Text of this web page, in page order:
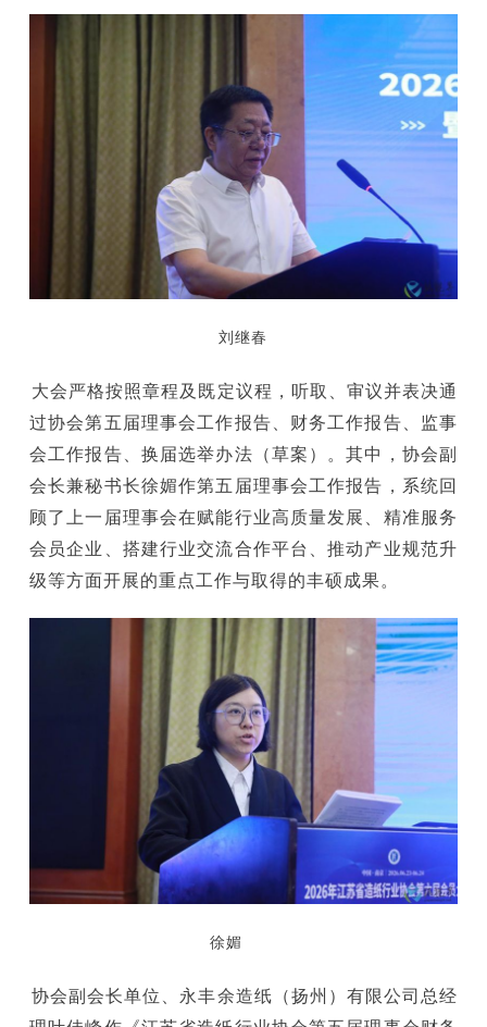
刘继春
会严格按照章程及既定议程，听取、审议并表决通
过协会第五届理事会工作报告、财务工作报告、监事
会工作报告、换届选举办法（草案）。其中，协会副
会长兼秘书长徐媚作第五届理事会工作报告，系统回
顾了上一届理事会在赋能行业高质量发展、精准服务
会员企业、搭建行业交流合作平台、推动产业规范升
级等方面开展的重点工作与取得的丰硕成果。
徐媚
会副会长单位、永丰余造纸（扬州）有限公司总经